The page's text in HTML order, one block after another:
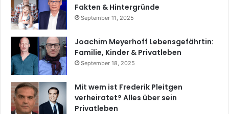
Fakten & Hintergründe
September 11, 2025
Joachim Meyerhoff Lebensgefährtin:
Familie, Kinder & Privatleben
September 18, 2025
Mit wem ist Frederik Pleitgen
verheiratet? Alles über sein
Privatleben